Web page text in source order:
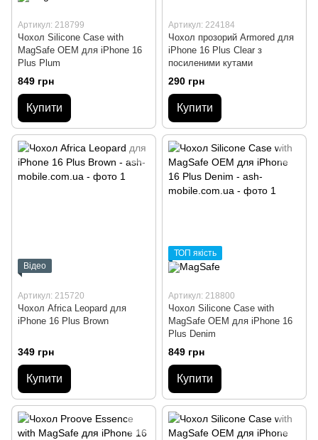
Артикул: 218799
Чохол Silicone Case with
MagSafe OEM для iPhone 16
Plus Plum
849 грн
Купити
Артикул: 224184
Чохол прозорий Armored для
iPhone 16 Plus Clear з
посиленими кутами
290 грн
Купити
Відео
Артикул: 215720
Чохол Africa Leopard для
iPhone 16 Plus Brown
349 грн
Купити
ТОП якість
Артикул: 218800
Чохол Silicone Case with
MagSafe OEM для iPhone 16
Plus Denim
849 грн
Купити